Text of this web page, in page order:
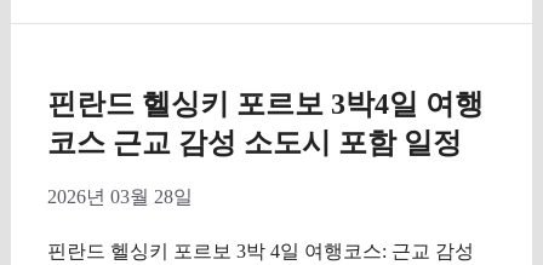
핀란드 헬싱키 포르보 3박4일 여행
코스 근교 감성 소도시 포함 일정
2026년 03월 28일
핀란드 헬싱키 포르보 3박 4일 여행코스: 근교 감성